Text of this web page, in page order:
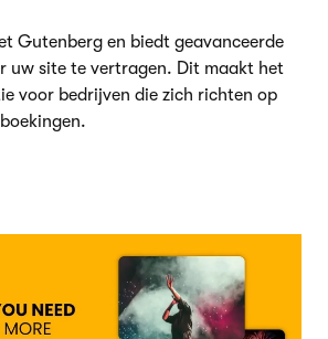
Gutenberg en biedt geavanceerde
uw site te vertragen. Dit maakt het
voor bedrijven die zich richten op